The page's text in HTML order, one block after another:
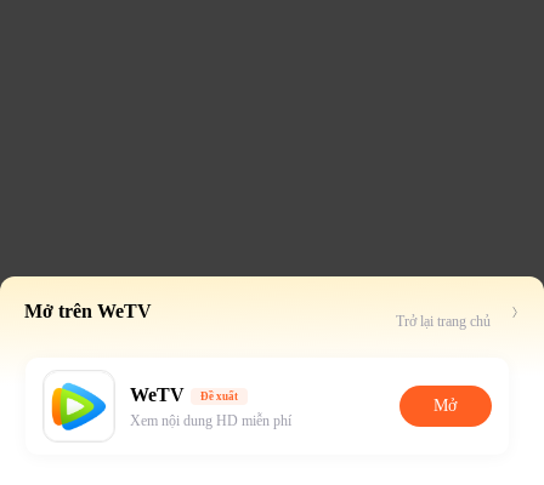
Mở trên WeTV Trở lại trang chủ
WeTV Đề xuất
Xem nội dung HD miễn phí
Mở